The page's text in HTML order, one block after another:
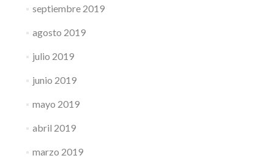
septiembre 2019
agosto 2019
julio 2019
junio 2019
mayo 2019
abril 2019
marzo 2019